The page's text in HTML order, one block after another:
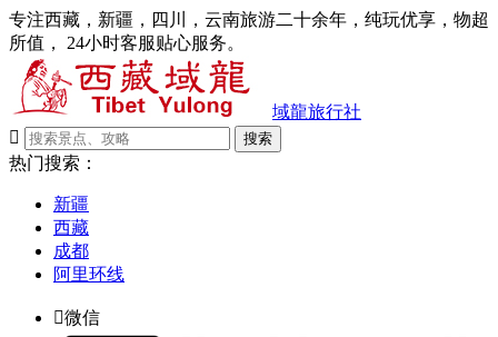
专注西藏，新疆，四川，云南旅游二十余年，纯玩优享，物超
所值， 24小时客服贴心服务。
域龍旅行社

搜索
热门搜索：
新疆
西藏
成都
阿里环线
微信